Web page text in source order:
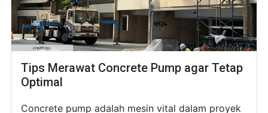
Tips Merawat Concrete Pump agar Tetap
Optimal
Concrete pump adalah mesin vital dalam proyek